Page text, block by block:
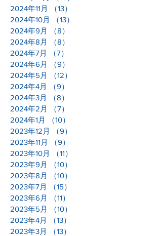
2024年11月
（13）
2024年10月
（13）
2024年9月
（8）
2024年8月
（8）
2024年7月
（7）
2024年6月
（9）
2024年5月
（12）
2024年4月
（9）
2024年3月
（8）
2024年2月
（7）
2024年1月
（10）
2023年12月
（9）
2023年11月
（9）
2023年10月
（11）
2023年9月
（10）
2023年8月
（10）
2023年7月
（15）
2023年6月
（11）
2023年5月
（10）
2023年4月
（13）
2023年3月
（13）